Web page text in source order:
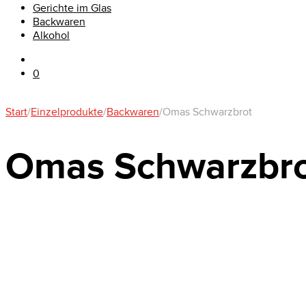
Gerichte im Glas
Backwaren
Alkohol
0
Start/Einzelprodukte/Backwaren/Omas Schwarzbrot
Omas